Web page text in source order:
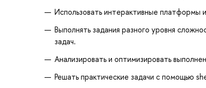
Использовать интерактивные платформы
Выполнять задания разного уровня
задач.
Анализировать и оптимизировать
Решать практические задачи с помощью